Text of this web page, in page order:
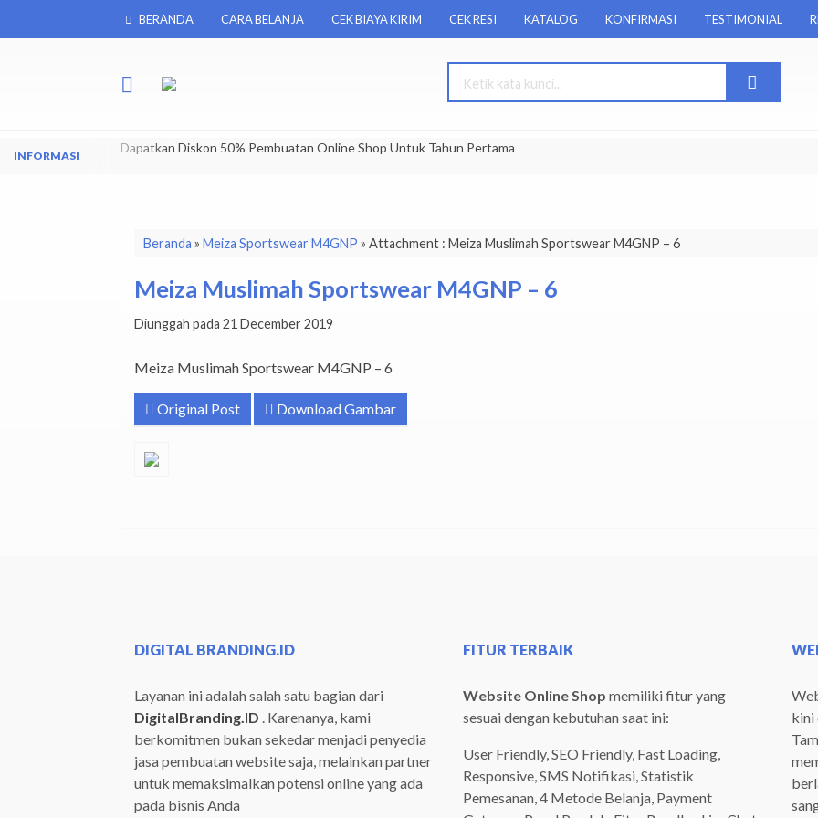
BERANDA CARA BELANJA CEK BIAYA KIRIM CEK RESI KATALOG KONFIRMASI TESTIMONIAL
Dapatkan Diskon 50% Pembuatan Online Shop Untuk Tahun Pertama
Beranda » Meiza Sportswear M4GNP » Attachment : Meiza Muslimah Sportswear M4GNP – 6
Meiza Muslimah Sportswear M4GNP – 6
Diunggah pada 21 December 2019
Meiza Muslimah Sportswear M4GNP – 6
Original Post Download Gambar
DIGITAL BRANDING.ID
Layanan ini adalah salah satu bagian dari
DigitalBranding.ID . Karenanya, kami
berkomitmen bukan sekedar menjadi penyedia
jasa pembuatan website saja, melainkan partner
untuk memaksimalkan potensi online yang ada
pada bisnis Anda
FITUR TERBAIK
Website Online Shop memiliki fitur yang
sesuai dengan kebutuhan saat ini:
User Friendly, SEO Friendly, Fast Loading,
Responsive, SMS Notifikasi, Statistik
Pemesanan, 4 Metode Belanja, Payment
kini